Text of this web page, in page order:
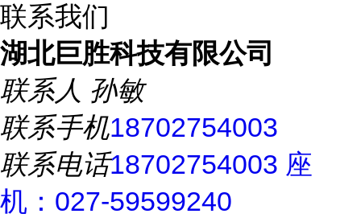
联系我们
湖北巨胜科技有限公司
联系人 孙敏
联系手机18702754003
联系电话18702754003 座
机：027-59599240